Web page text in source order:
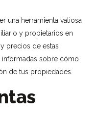
una herramienta valiosa
y propietarios en
precios de estas
sobre cómo
de tus propiedades.